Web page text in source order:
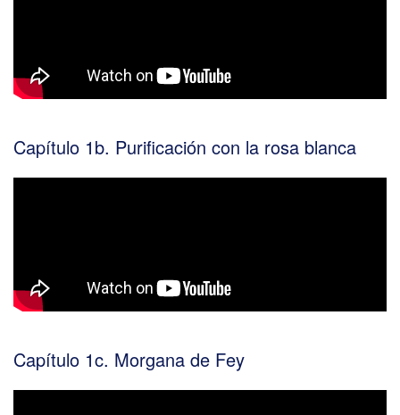
Capítulo 1b. Purificación con la rosa blanca
Capítulo 1c. Morgana de Fey